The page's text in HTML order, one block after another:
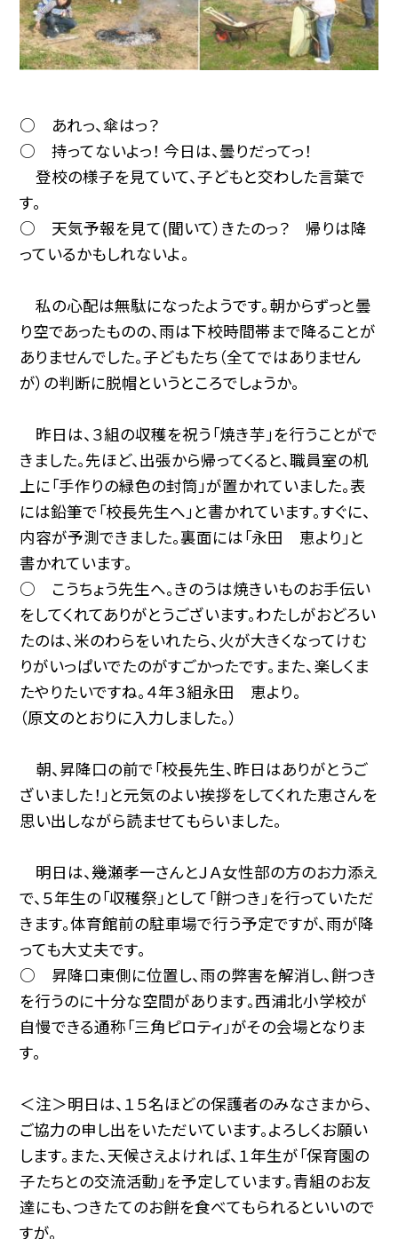
○ あれっ、傘はっ？
○ 持ってないよっ！ 今日は、曇りだってっ！
登校の様子を見ていて、子どもと交わした言葉で
す。
○ 天気予報を見て(聞いて）きたのっ？ 帰りは降
っているかもしれないよ。
私の心配は無駄になったようです。朝からずっと曇
り空であったものの、雨は下校時間帯まで降ることが
ありませんでした。子どもたち（全てではありません
が）の判断に脱帽というところでしょうか。
昨日は、３組の収穫を祝う「焼き芋」を行うことがで
きました。先ほど、出張から帰ってくると、職員室の机
上に「手作りの緑色の封筒」が置かれていました。表
には鉛筆で「校長先生へ」と書かれています。すぐに、
内容が予測できました。裏面には「永田 恵より」と
書かれています。
○ こうちょう先生へ。きのうは焼きいものお手伝い
をしてくれてありがとうございます。わたしがおどろい
たのは、米のわらをいれたら、火が大きくなってけむ
りがいっぱいでたのがすごかったです。また、楽しくま
たやりたいですね。４年３組永田 恵より。
（原文のとおりに入力しました。）
朝、昇降口の前で「校長先生、昨日はありがとうご
ざいました！」と元気のよい挨拶をしてくれた恵さんを
思い出しながら読ませてもらいました。
明日は、幾瀬孝一さんとＪＡ女性部の方のお力添え
で、５年生の「収穫祭」として「餅つき」を行っていただ
きます。体育館前の駐車場で行う予定ですが、雨が降
っても大丈夫です。
○ 昇降口東側に位置し、雨の弊害を解消し、餅つき
を行うのに十分な空間があります。西浦北小学校が
自慢できる通称「三角ピロティ」がその会場となりま
す。
＜注＞明日は、１５名ほどの保護者のみなさまから、
ご協力の申し出をいただいています。よろしくお願い
します。また、天候さえよければ、１年生が「保育園の
子たちとの交流活動」を予定しています。青組のお友
達にも、つきたてのお餅を食べてもられるといいので
すが。